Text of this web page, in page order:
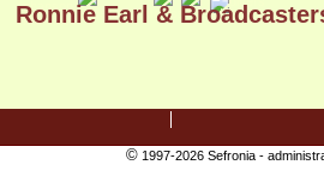
Culte/Collector
Ronnie Earl &
©1997-2026 Sefronia -